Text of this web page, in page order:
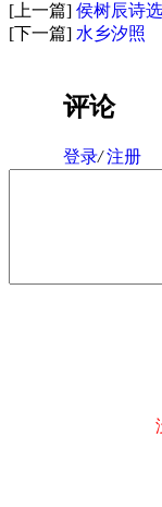
[上一篇] 侯树辰诗
[下一篇] 水乡汐照
评论
登录/ 注册